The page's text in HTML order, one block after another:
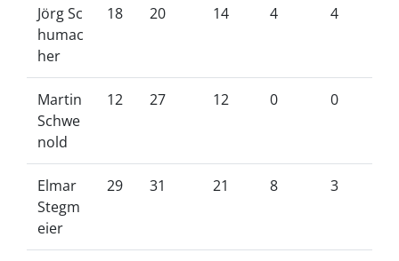
Jörg Sc
humac
her
18 20 14 4 4
Martin
Schwe
nold
12 27 12 0 0
Elmar
Stegm
eier
29 31 21 8 3